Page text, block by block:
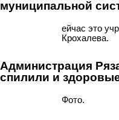
муниципальной
ейчас это
Крохалева.
Администрация
спилили и
Фото.